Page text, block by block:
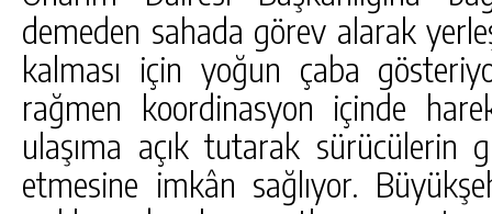
demeden sahada görev alarak
kalması için yoğun çaba
rağmen koordinasyon içinde
ulaşıma açık tutarak sürücülerin
etmesine imkân sağlıyor.